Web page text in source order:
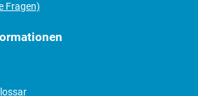
Fragen)